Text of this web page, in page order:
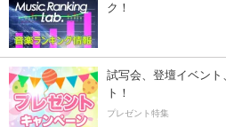
ク！
試写会、登壇イベン
ト！
プレゼント特集